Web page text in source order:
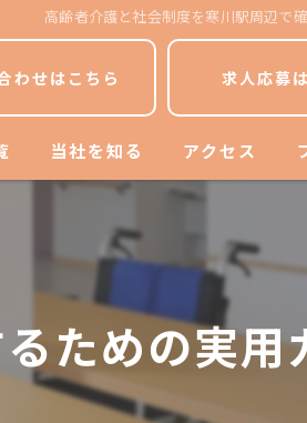
高齢者介護と社会制度を寒川駅周辺で
わせはこちら 求人応募
当社を知る
平塚市の介護
パート
ヘルパー
アクセス
ための実用